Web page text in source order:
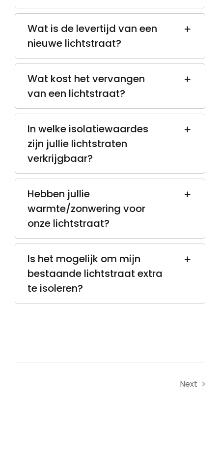
Wat is de levertijd van een
nieuwe lichtstraat?
Wat kost het vervangen
van een lichtstraat?
In welke isolatiewaardes
zijn jullie lichtstraten
verkrijgbaar?
Hebben jullie
warmte/zonwering voor
onze lichtstraat?
Is het mogelijk om mijn
bestaande lichtstraat extra
te isoleren?
Next